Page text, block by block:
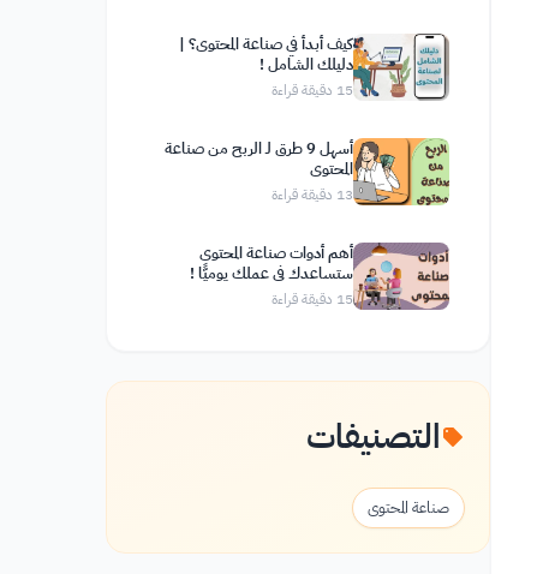
كيف أبدأ في صناعة المحتوى؟ |
دليلك الشامل !
15 دقيقة قراءة
أسهل 9 طرق لـ الربح من صناعة
المحتوى
13 دقيقة قراءة
أهم أدوات صناعة المحتوى
ستساعدك في عملك يوميًّا !
15 دقيقة قراءة
التصنيفات
صناعة المحتوى